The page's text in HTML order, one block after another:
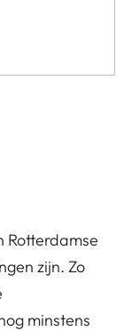
Rotterdamse
zijn. Zo
minstens